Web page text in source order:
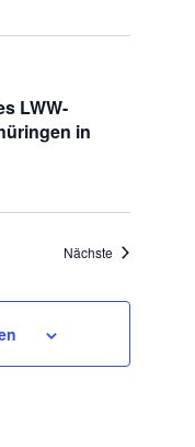
LWW-
in
Nächste